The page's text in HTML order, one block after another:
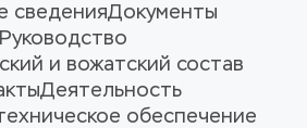
сведенияДокументы
Руководство
и вожатский состав
Деятельность
обеспечение